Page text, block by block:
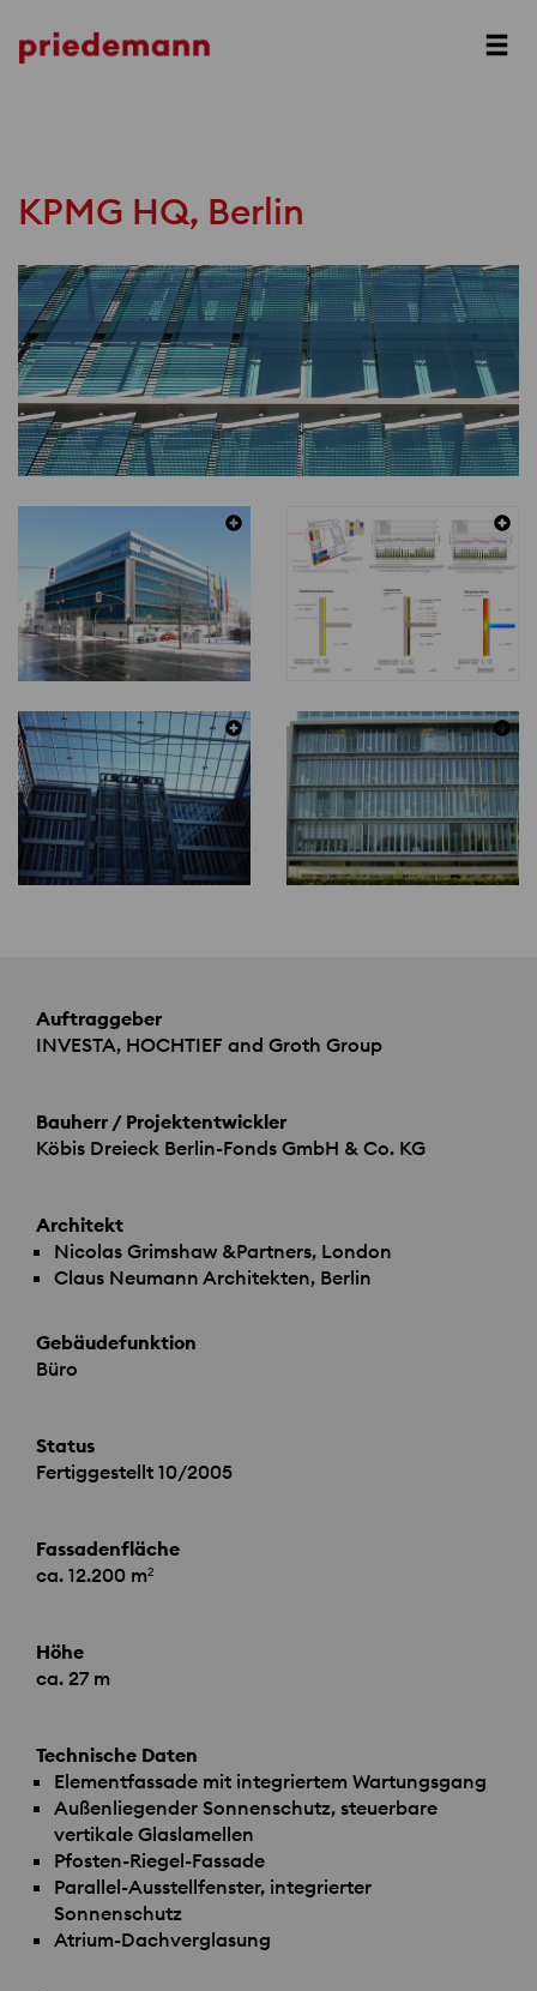
Prev
KPMG HQ, Berlin
Auftraggeber
INVESTA, HOCHTIEF and Groth Group
Bauherr / Projektentwickler
Köbis Dreieck Berlin-Fonds GmbH & Co. KG
Architekt
Nicolas Grimshaw &Partners, London
Claus Neumann Architekten, Berlin
Gebäudefunktion
Büro
Status
Fertiggestellt 10/2005
Fassadenfläche
ca. 12.200 m²
Höhe
ca. 27 m
Technische Daten
Elementfassade mit integriertem Wartungsgang
Außenliegender Sonnenschutz, steuerbare
vertikale Glaslamellen
Pfosten-Riegel-Fassade
Parallel-Ausstellfenster, integrierter
Sonnenschutz
Atrium-Dachverglasung